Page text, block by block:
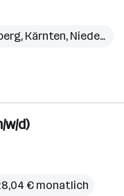
, Kärnten, Niederösterreich
w/d)
€ monatlich